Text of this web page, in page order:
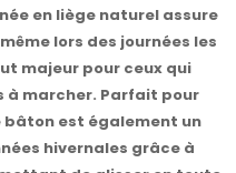
en liège naturel assure
lors des journées les
majeur pour ceux qui
à marcher. Parfait pour
bâton est également un
hivernales grâce à